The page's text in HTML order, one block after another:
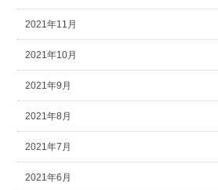
2021年11月
2021年10月
2021年9月
2021年8月
2021年7月
2021年6月